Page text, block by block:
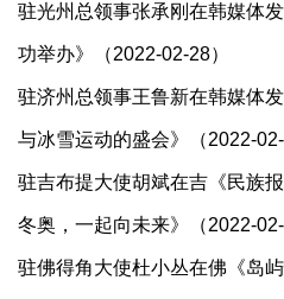
驻光州总领事张承刚在韩媒体
功举办》（2022-02-28）
驻济州总领事王鲁新在韩媒体
与冰雪运动的盛会》（2022-02-
驻吉布提大使胡斌在吉《民族
冬奥，一起向未来》（2022-02-
驻佛得角大使杜小丛在佛《岛